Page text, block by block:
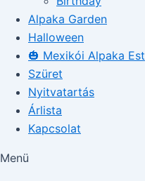
Alpaka Garden
Halloween
🎃 Mexikói Alpaka Est
Szüret
Nyitvatartás
Árlista
Kapcsolat
Menü